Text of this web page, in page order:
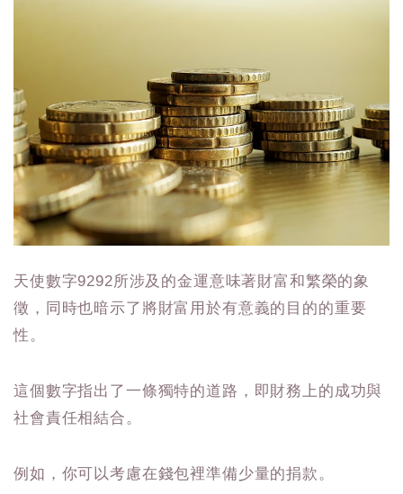
天使數字9292所涉及的金運意味著財富和繁榮的象
徵，同時也暗示了將財富用於有意義的目的的重要
性。
這個數字指出了一條獨特的道路，即財務上的成功與
社會責任相結合。
例如，你可以考慮在錢包裡準備少量的捐款。